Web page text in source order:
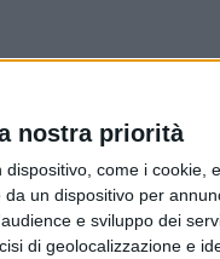
nostra priorità
come i cookie,
un dispositivo per
e sviluppo dei
di geolocalizzazione e